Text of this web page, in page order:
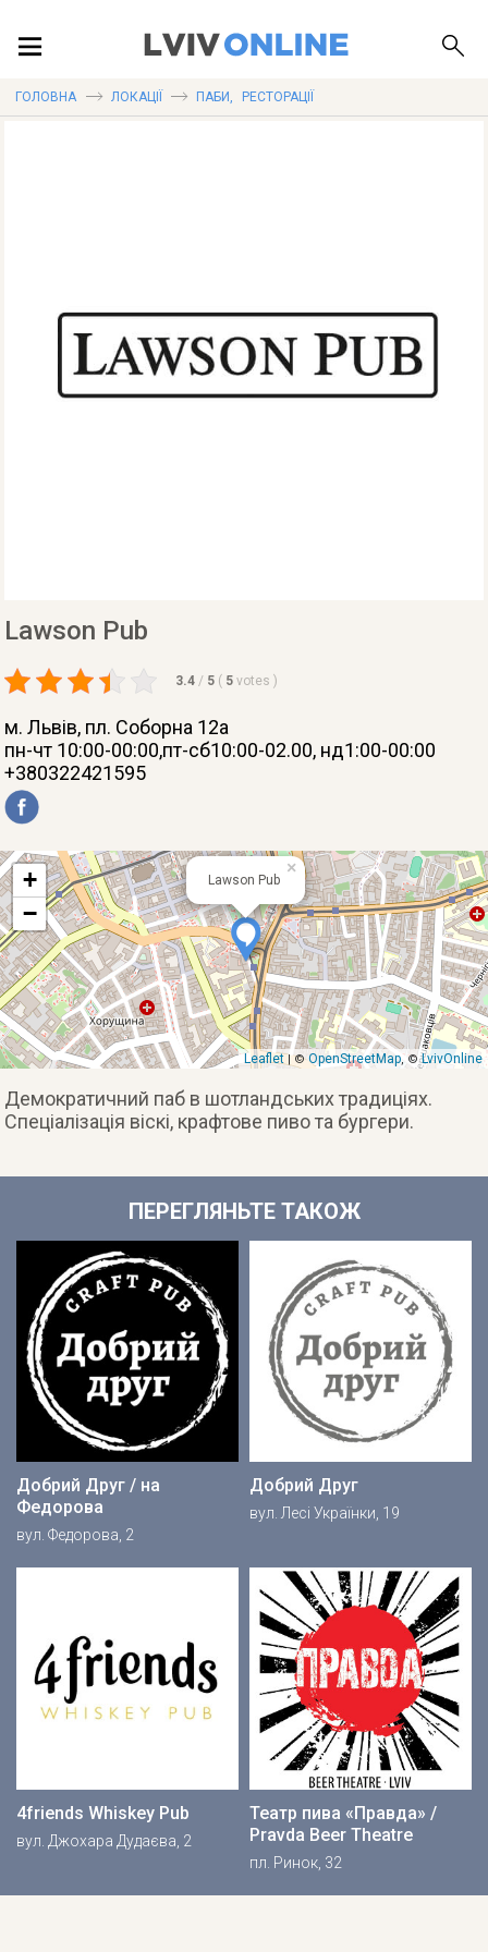
ДОВІДКА
ГОЛОВНА ЛОКАЦІЇ ПАБИ , РЕСТОРАЦІЇ
Lawson Pub
3.4 / 5 ( 5 votes )
м. Львів, пл. Соборна 12а
пн-чт 10:00-00:00,пт-сб10:00-02.00, нд1:00-00:00
+380322421595
Lawson Pub
×
+
−
Leaflet| ©OpenStreetMap, ©LvivOnline
Демократичний паб в шотландських традиціях.
Спеціалізація віскі, крафтове пиво та бургери.
ПЕРЕГЛЯНЬТЕ ТАКОЖ
Добрий Друг / на
Федорова
вул. Федорова, 2
Добрий Друг
вул. Лесі Українки, 19
4friends Whiskey Pub
вул. Джохара Дудаєва, 2
Театр пива «Правда» /
Pravda Beer Theatre
пл. Ринок, 32